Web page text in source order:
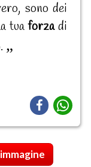
sono dei
tuaforzadi